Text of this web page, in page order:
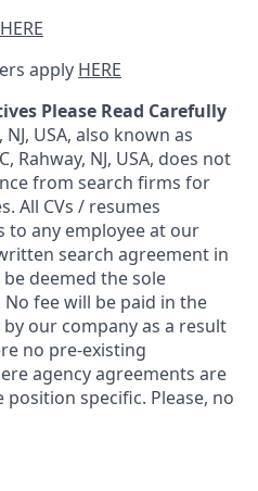
HERE
apply HERE
Please Read Carefully
USA, also known as
Rahway, NJ, USA, does not
from search firms for
All CVs / resumes
to any employee at our
search agreement in
deemed the sole
fee will be paid in the
our company as a result
no pre-existing
agency agreements are
specific. Please, no